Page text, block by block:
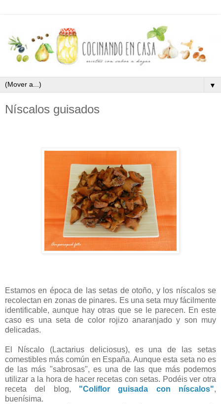
▼
Níscalos guisados
Estamos en época de las setas de otoño, y los níscalos se
recolectan en zonas de pinares. Es una seta muy fácilmente
identificable, aunque hay otras que se le parecen. En este
caso es una seta de color rojizo anaranjado y son muy
delicadas.
El Níscalo (Lactarius deliciosus), es una de las setas
comestibles más común en España. Aunque esta seta no es
de las más "sabrosas", es una de las que más podemos
utilizar a la hora de hacer recetas con setas. Podéis ver otra
receta del blog, "Coliflor guisada con níscalos",
buenísima.